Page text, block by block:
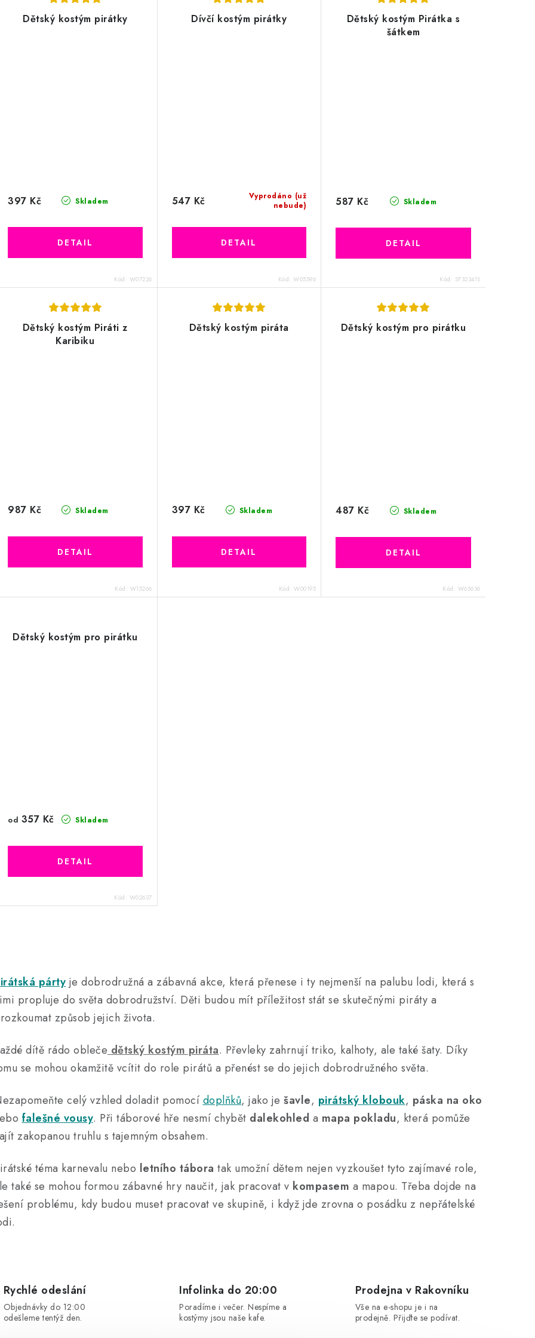
Dětský kostým pirátky
Skladem
397 Kč
Kód: W07226
Dívčí kostým pirátky
Vyprodáno (už
nebude)
547 Kč
Kód:W05596
Dětský kostým Pirátka s
šátkem
Skladem
587 Kč
Kód: SF32341S
Dětský kostým Piráti z
Karibiku
Skladem
987 Kč
Kód: W15266
Dětský kostým piráta
Skladem
397 Kč
Kód:W00195
Dětský kostým pro pirátku
Skladem
487 Kč
Kód: W65636
Dětský kostým pro pirátku
Skladem
od 357 Kč
Kód: W02637
párty je dobrodružná a zábavná akce, která přenese i ty nejmenší na palubu lodi, která s
propluje do světa dobrodružství. Děti budou mít příležitost stát se skutečnými piráty a
způsob jejich života.
dítě rádo obleče dětský kostým piráta. Převleky zahrnují triko, kalhoty, ale také šaty. Díky
se mohou okamžitě vcítit do role pirátů a přenést se do jejich dobrodružného světa.
celý vzhled doladit pomocí doplňků, jako je šavle, pirátský klobouk, páska na oko
falešné vousy. Při táborové hře nesmí chybět dalekohled a mapa pokladu, která pomůže
zakopanou truhlu s tajemným obsahem.
téma karnevalu nebo letního tábora tak umožní dětem nejen vyzkoušet tyto zajímavé role,
také se mohou formou zábavné hry naučit, jak pracovat v kompasem a mapou. Třeba dojde na
problému, kdy budou muset pracovat ve skupině, i když jde zrovna o posádku z nepřátelské
Rychlé odeslání
Objednávky do 12:00
odešleme tentýž den.
Infolinka do 20:00
Poradíme i večer. Nespíme a
kostýmy jsou naše kafe.
Prodejna v Rakovníku
Vše na e-shopu je i na
prodejně. Přijďte se podívat.